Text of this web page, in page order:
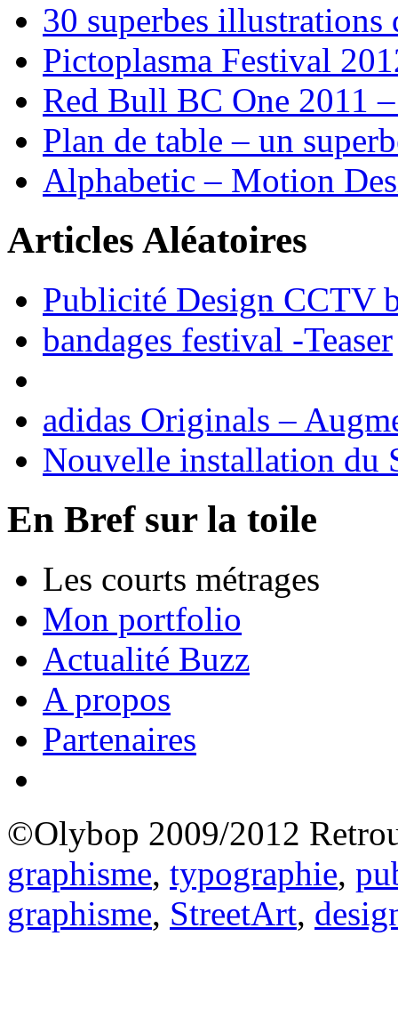
30 superbes
Pictoplasma Festival
Red Bull BC One 2011
Plan de table – un
Alphabetic – Motion
Articles Aléatoires
Publicité Design CCTV
bandages festival -Teaser
adidas Originals –
Nouvelle installation du
En Bref sur la toile
Les courts métrages
Mon portfolio
Actualité Buzz
A propos
Partenaires
©Olybop 2009/2012
graphisme, typographie,
graphisme, StreetArt,